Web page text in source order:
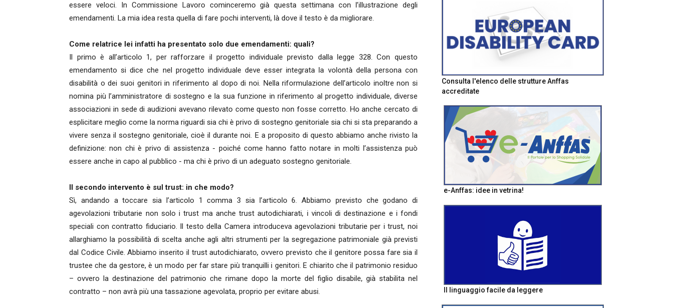
essere veloci. In Commissione Lavoro cominceremo già questa settimana con l’illustrazione degli
emendamenti. La mia idea resta quella di fare pochi interventi, là dove il testo è da migliorare.
Come relatrice lei infatti ha presentato solo due emendamenti: quali?
Il primo è all’articolo 1, per rafforzare il progetto individuale previsto dalla legge 328. Con questo
emendamento si dice che nel progetto individuale deve esser integrata la volontà della persona con
disabilità o dei suoi genitori in riferimento al dopo di noi. Nella riformulazione dell’articolo inoltre non si
nomina più l’amministratore di sostegno e la sua funzione in riferimento al progetto individuale, diverse
associazioni in sede di audizioni avevano rilevato come questo non fosse corretto. Ho anche cercato di
esplicitare meglio come la norma riguardi sia chi è privo di sostegno genitoriale sia chi si sta preparando a
vivere senza il sostegno genitoriale, cioè il durante noi. E a proposito di questo abbiamo anche rivisto la
definizione: non chi è privo di assistenza - poiché come hanno fatto notare in molti l’assistenza può
essere anche in capo al pubblico - ma chi è privo di un adeguato sostegno genitoriale.
Il secondo intervento è sul trust: in che modo?
Sì, andando a toccare sia l’articolo 1 comma 3 sia l’articolo 6. Abbiamo previsto che godano di
agevolazioni tributarie non solo i trust ma anche trust autodichiarati, i vincoli di destinazione e i fondi
speciali con contratto fiduciario. Il testo della Camera introduceva agevolazioni tributarie per i trust, noi
allarghiamo la possibilità di scelta anche agli altri strumenti per la segregazione patrimoniale già previsti
dal Codice Civile. Abbiamo inserito il trust autodichiarato, ovvero previsto che il genitore possa fare sia il
trustee che da gestore, è un modo per far stare più tranquilli i genitori. E chiarito che il patrimonio residuo
– ovvero la destinazione del patrimonio che rimane dopo la morte del figlio disabile, già stabilita nel
contratto – non avrà più una tassazione agevolata, proprio per evitare abusi.
Consulta l'elenco delle strutture Anffas
accreditate
e-Anffas: idee in vetrina!
Il linguaggio facile da leggere